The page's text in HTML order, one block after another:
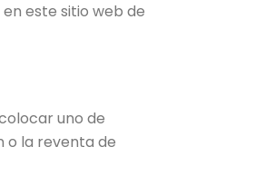
este sitio web de
uno de
o la reventa de